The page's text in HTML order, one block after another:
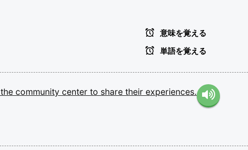
意味を覚える
単語を覚える
the community center to share their experiences.